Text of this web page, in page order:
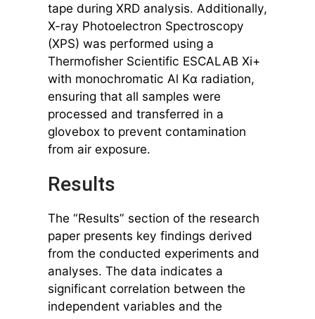
tape during XRD analysis. Additionally,
X-ray Photoelectron Spectroscopy
(XPS) was performed using a
Thermofisher Scientific ESCALAB Xi+
with monochromatic Al Kα radiation,
ensuring that all samples were
processed and transferred in a
glovebox to prevent contamination
from air exposure.
Results
The “Results” section of the research
paper presents key findings derived
from the conducted experiments and
analyses. The data indicates a
significant correlation between the
independent variables and the